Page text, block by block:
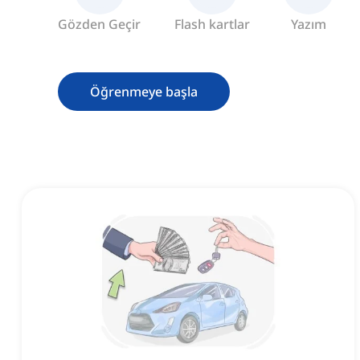
Gözden Geçir Flash kartlar Yazım
Öğrenmeye başla